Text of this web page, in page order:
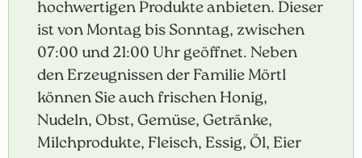
hochwertigen Produkte anbieten. Dieser
ist von Montag bis Sonntag, zwischen
07:00 und 21:00 Uhr geöffnet. Neben
den Erzeugnissen der Familie Mörtl
können Sie auch frischen Honig,
Nudeln, Obst, Gemüse, Getränke,
Milchprodukte, Fleisch, Essig, Öl, Eier